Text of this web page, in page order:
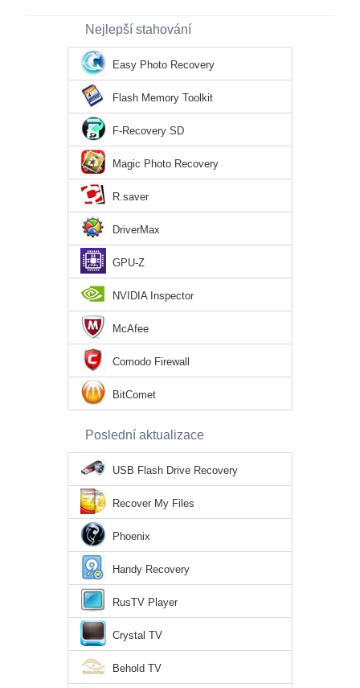
Nejlepší stahování
Easy Photo Recovery
Flash Memory Toolkit
F-Recovery SD
Magic Photo Recovery
R.saver
DriverMax
GPU-Z
NVIDIA Inspector
McAfee
Comodo Firewall
BitComet
Poslední aktualizace
USB Flash Drive Recovery
Recover My Files
Phoenix
Handy Recovery
RusTV Player
Crystal TV
Behold TV